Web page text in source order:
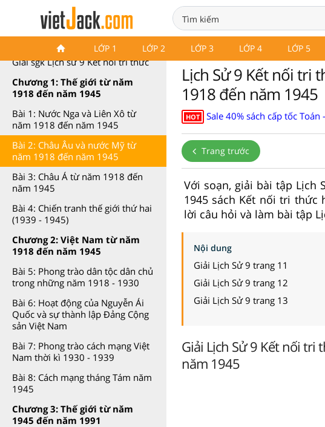
LỚP 1 LỚP 2 LỚP 3 LỚP 4 LỚP 5
Lịch sử 9 Kết nối tri thức
Giải sgk Lịch sử 9 Kết nối tri thức
Chương 1: Thế giới từ năm
1918 đến năm 1945
Bài 1: Nước Nga và Liên Xô từ
năm 1918 đến năm 1945
Bài 2: Châu Âu và nước Mỹ từ
năm 1918 đến năm 1945
Bài 3: Châu Á từ năm 1918 đến
năm 1945
Bài 4: Chiến tranh thế giới thứ hai
(1939 - 1945)
Chương 2: Việt Nam từ năm
1918 đến năm 1945
Bài 5: Phong trào dân tộc dân chủ
trong những năm 1918 - 1930
Bài 6: Hoạt động của Nguyễn Ái
Quốc và sự thành lập Đảng Cộng
sản Việt Nam
Bài 7: Phong trào cách mạng Việt
Nam thời kì 1930 - 1939
Bài 8: Cách mạng tháng Tám năm
1945
Chương 3: Thế giới từ năm
1945 đến năm 1991
Lịch Sử 9 Kết nối tri
1918 đến năm 1945
HOT Sale 40% sách cấp tốc
Trang trước
Với soạn, giải bài tập Lịch
1945 sách Kết nối tri thức
lời câu hỏi và làm bài tập
Nội dung
Giải Lịch Sử 9 trang 11
Giải Lịch Sử 9 trang 12
Giải Lịch Sử 9 trang 13
Giải Lịch Sử 9 Kết nối tri
năm 1945